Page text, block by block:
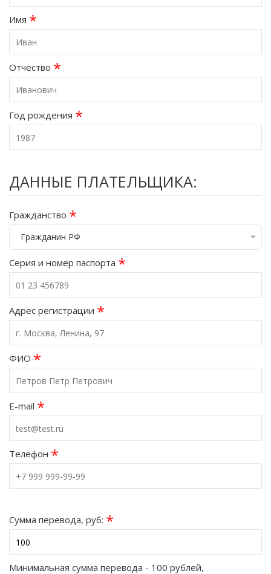
Имя *
Отчество *
Год рождения *
ДАННЫЕ ПЛАТЕЛЬЩИКА:
Гражданство *
Гражданин РФ
Серия и номер паспорта *
Адрес регистрации *
ФИО *
E-mail *
Телефон *
Сумма перевода, руб: *
Минимальная сумма перевода - 100 рублей,